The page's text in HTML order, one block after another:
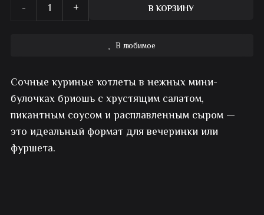
Количество
бургеры
с
курицей
В КОРЗИНУ
В любимое
Сочные куриные котлеты в нежных мини-
булочках бриошь с хрустящим салатом,
пикантным соусом и расплавленным сыром —
это идеальный формат для вечеринки или
фуршета.